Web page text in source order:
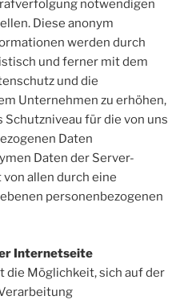
notwendigen
Diese anonym
werden durch
und ferner mit dem
und die
Unternehmen zu erhöhen,
für die von uns
Daten
Daten der Server-
allen durch eine
personenbezogenen
Internetseite
die Möglichkeit, sich auf der